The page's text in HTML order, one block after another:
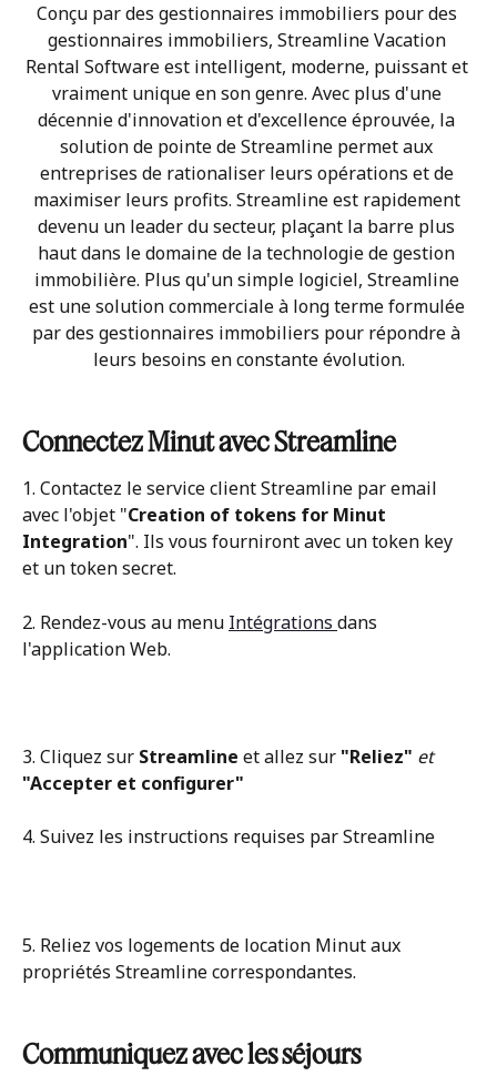
Conçu par des gestionnaires immobiliers pour des
gestionnaires immobiliers, Streamline Vacation
Rental Software est intelligent, moderne, puissant et
vraiment unique en son genre. Avec plus d'une
décennie d'innovation et d'excellence éprouvée, la
solution de pointe de Streamline permet aux
entreprises de rationaliser leurs opérations et de
maximiser leurs profits. Streamline est rapidement
devenu un leader du secteur, plaçant la barre plus
haut dans le domaine de la technologie de gestion
immobilière. Plus qu'un simple logiciel, Streamline
est une solution commerciale à long terme formulée
par des gestionnaires immobiliers pour répondre à
leurs besoins en constante évolution.
Connectez Minut avec Streamline
1. Contactez le service client Streamline par email
avec l'objet "Creation of tokens for Minut
Integration". Ils vous fourniront avec un token key
et un token secret.
2. Rendez-vous au menu Intégrations dans
l'application Web.
3. Cliquez sur Streamline et allez sur "Reliez" et
"Accepter et configurer"
4. Suivez les instructions requises par Streamline
5. Reliez vos logements de location Minut aux
propriétés Streamline correspondantes.
Communiquez avec les séjours